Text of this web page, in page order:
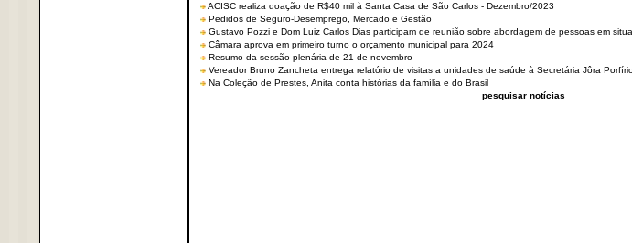
ACISC realiza doação de R$40 mil à Santa Casa de São Carlos - Dezembro/2023
Pedidos de Seguro-Desemprego, Mercado e Gestão
Gustavo Pozzi e Dom Luiz Carlos Dias participam de reunião sobre abordagem de pessoas em
Câmara aprova em primeiro turno o orçamento municipal para 2024
Resumo da sessão plenária de 21 de novembro
Vereador Bruno Zancheta entrega relatório de visitas a unidades de saúde à Secretária Jôra
Na Coleção de Prestes, Anita conta histórias da família e do Brasil
pesquisar notícias